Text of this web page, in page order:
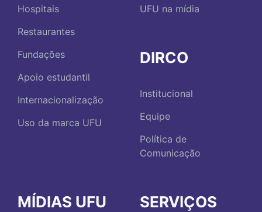
Hospitais
Restaurantes
Fundações
Apoio estudantil
Internacionalização
Uso da marca UFU
UFU na mídia
DIRCO
Institucional
Equipe
Política de
Comunicação
MÍDIAS UFU SERVIÇOS